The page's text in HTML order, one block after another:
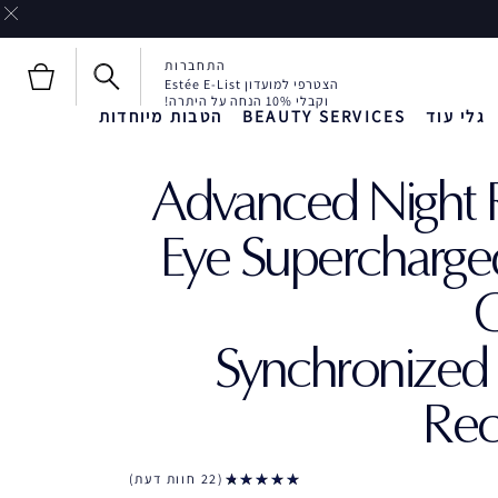
הצטרפי למועדון Estée E-List
וקבלי 10% הנחה על היתרה!
התחברות
גלי עוד BEAUTY SERVICES הטבות מיוחדות
Liquid Envy
חדש!
חדש!
Advanced Night
Eye
22 חוות דעת